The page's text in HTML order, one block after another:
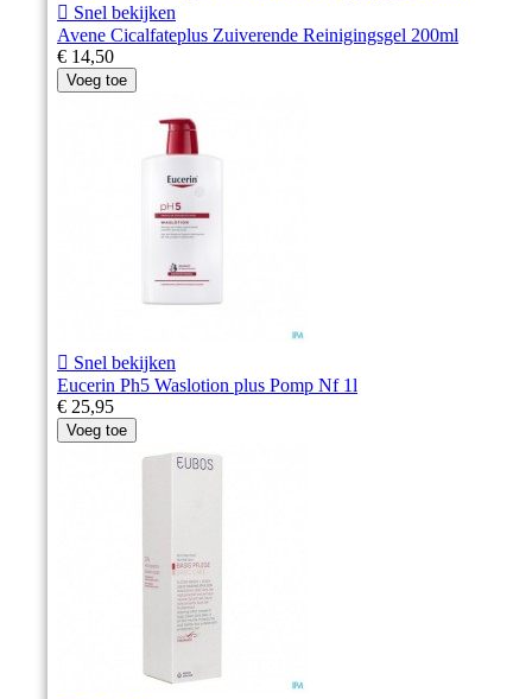
 Snel bekijken
Avene Cicalfateplus Zuiverende Reinigingsgel 200ml
€ 14,50
Voeg toe
 Snel bekijken
Eucerin Ph5 Waslotion plus Pomp Nf 1l
€ 25,95
Voeg toe